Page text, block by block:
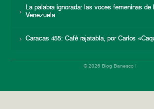
La palabra ignorada: las voces femeninas de
Venezuela
Caracas 455: Café rajatabla, por Carlos
© 2026 Blog Banesco |